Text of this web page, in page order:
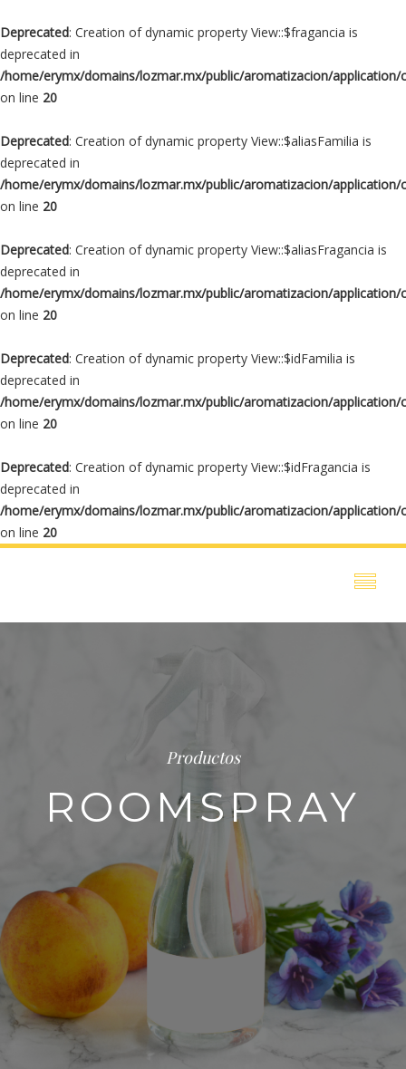
Deprecated: Creation of dynamic property View::$fragancia is
deprecated in
/home/erymx/domains/lozmar.mx/public/aromatizacion/application/
on line 20
Deprecated: Creation of dynamic property View::$aliasFamilia is
deprecated in
/home/erymx/domains/lozmar.mx/public/aromatizacion/application/
on line 20
Deprecated: Creation of dynamic property View::$aliasFragancia is
deprecated in
/home/erymx/domains/lozmar.mx/public/aromatizacion/application/
on line 20
Deprecated: Creation of dynamic property View::$idFamilia is
deprecated in
/home/erymx/domains/lozmar.mx/public/aromatizacion/application/
on line 20
Deprecated: Creation of dynamic property View::$idFragancia is
deprecated in
/home/erymx/domains/lozmar.mx/public/aromatizacion/application/
on line 20
Productos
ROOMSPRAY